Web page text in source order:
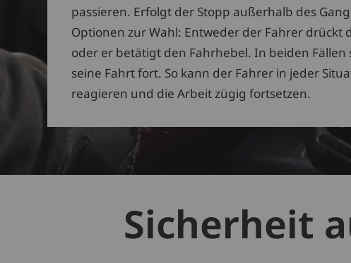
passieren. Erfolgt der Stopp außerhalb des
Optionen zur Wahl: Entweder der Fahrer drückt
oder er betätigt den Fahrhebel. In beiden Fällen
seine Fahrt fort. So kann der Fahrer in jeder
reagieren und die Arbeit zügig fortsetzen.
Sicherheit